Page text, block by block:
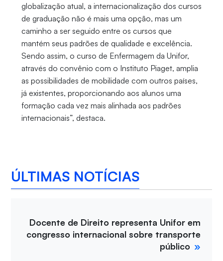
globalização atual, a internacionalização dos cursos
de graduação não é mais uma opção, mas um
caminho a ser seguido entre os cursos que
mantém seus padrões de qualidade e excelência.
Sendo assim, o curso de Enfermagem da Unifor,
através do convênio com o Instituto Piaget, amplia
as possibilidades de mobilidade com outros países,
já existentes, proporcionando aos alunos uma
formação cada vez mais alinhada aos padrões
internacionais”, destaca.
ÚLTIMAS NOTÍCIAS
Docente de Direito representa Unifor em
congresso internacional sobre transporte
público